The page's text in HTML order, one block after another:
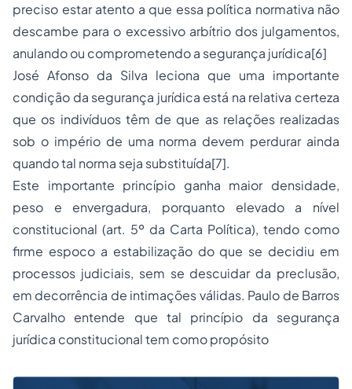
preciso estar atento a que essa política normativa não
descambe para o excessivo arbítrio dos julgamentos,
anulando ou comprometendo a segurança jurídica[6]
José Afonso da Silva leciona que uma importante
condição da segurança jurídica está na relativa certeza
que os indivíduos têm de que as relações realizadas
sob o império de uma norma devem perdurar ainda
quando tal norma seja substituída[7].
Este importante princípio ganha maior densidade,
peso e envergadura, porquanto elevado a nível
constitucional (art. 5º da Carta Política), tendo como
firme espoco a estabilização do que se decidiu em
processos judiciais, sem se descuidar da preclusão,
em decorrência de intimações válidas. Paulo de Barros
Carvalho entende que tal princípio da segurança
jurídica constitucional tem como propósito